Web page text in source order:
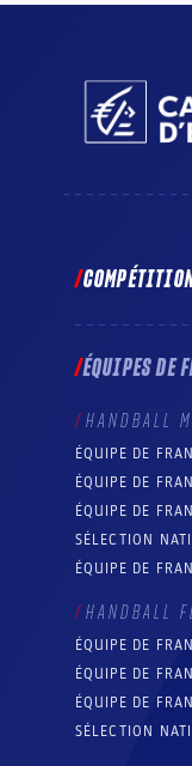
ÉQUIPES DE
HANDBALL
ÉQUIPE DE
ÉQUIPE DE
ÉQUIPE DE
SÉLECTION
ÉQUIPE DE
HANDBALL
ÉQUIPE DE
ÉQUIPE DE
ÉQUIPE DE
SÉLECTION